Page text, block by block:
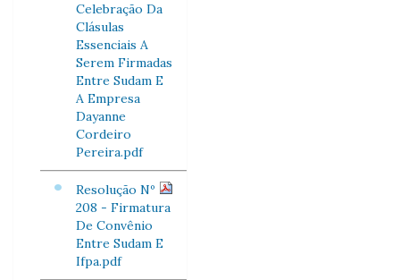
Celebração Da
Clásulas
Essenciais A
Serem Firmadas
Entre Sudam E
A Empresa
Dayanne
Cordeiro
Pereira.pdf
Resolução Nº
208 - Firmatura
De Convênio
Entre Sudam E
Ifpa.pdf